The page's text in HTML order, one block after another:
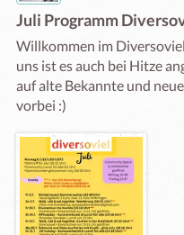
Juli Programm
Willkommen im
uns ist es auch bei Hitze
auf alte Bekannte und
vorbei :)